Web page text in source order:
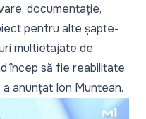
documentație,
pentru alte șapte-
multietajate de
încep să fie reabilitate
a anunțat Ion Muntean.